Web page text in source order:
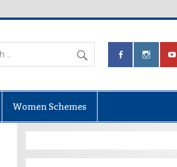
Women Schemes